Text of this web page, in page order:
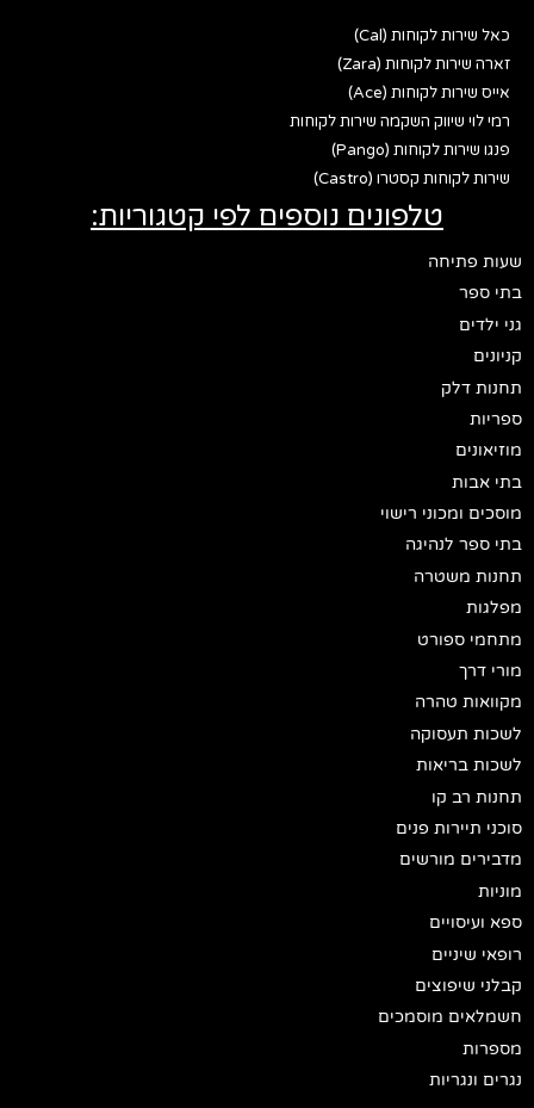
כאל שירות לקוחות (Cal)
זארה שירות לקוחות (Zara)
אייס שירות לקוחות (Ace)
רמי לוי שיווק השקמה שירות לקוחות
פנגו שירות לקוחות (Pango)
שירות לקוחות קסטרו (Castro)
טלפונים נוספים לפי קטגוריות:
שעות פתיחה
בתי ספר
גני ילדים
קניונים
תחנות דלק
ספריות
מוזיאונים
בתי אבות
מוסכים ומכוני רישוי
בתי ספר לנהיגה
תחנות משטרה
מפלגות
מתחמי ספורט
מורי דרך
מקוואות טהרה
לשכות תעסוקה
לשכות בריאות
תחנות רב קו
סוכני תיירות פנים
מדבירים מורשים
מוניות
ספא ועיסויים
רופאי שיניים
קבלני שיפוצים
חשמלאים מוסמכים
מספרות
נגרים ונגריות